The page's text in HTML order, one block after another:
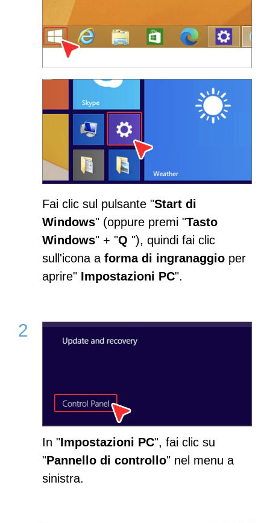
Fai clic sul pulsante "Start di
Windows" (oppure premi "Tasto
Windows" + "Q "), quindi fai clic
sull'icona a forma di ingranaggio per
aprire" Impostazioni PC".
In "Impostazioni PC", fai clic su
"Pannello di controllo" nel menu a
sinistra.